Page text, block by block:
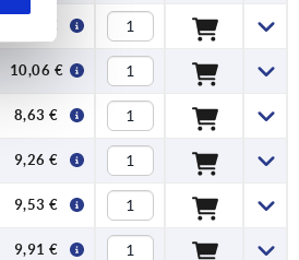
9,89 €
10,06 €
8,63 €
9,26 €
9,53 €
9,91 €